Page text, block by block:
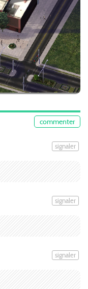
commenter
signaler
signaler
signaler